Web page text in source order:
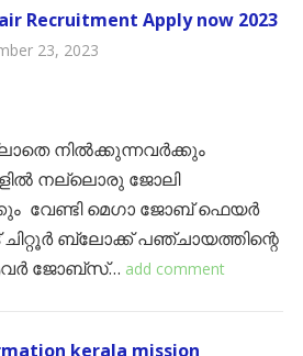
Recruitment Apply now 2023
23, 2023
നിൽക്കുന്നവർക്കും
നല്ലൊരു ജോലി
വേണ്ടി മെഗാ ജോബ് ഫെയർ
ചിറ്റൂർ ബ്ലോക്ക് പഞ്ചായത്തിന്റെ
ജോബ്‌സ്… add comment
kerala mission